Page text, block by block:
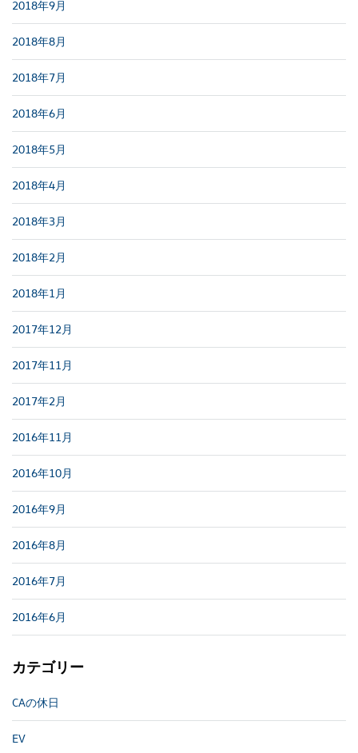
2018年9月
2018年8月
2018年7月
2018年6月
2018年5月
2018年4月
2018年3月
2018年2月
2018年1月
2017年12月
2017年11月
2017年2月
2016年11月
2016年10月
2016年9月
2016年8月
2016年7月
2016年6月
カテゴリー
CAの休日
EV